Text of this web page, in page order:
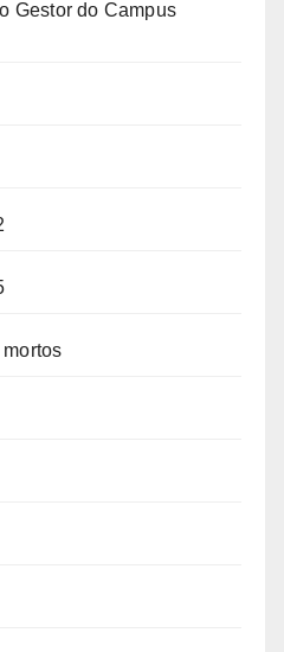
Gestor do Campus